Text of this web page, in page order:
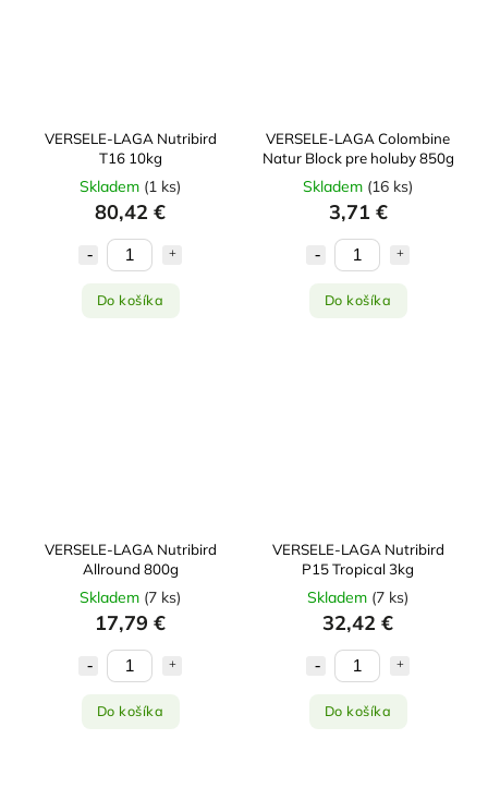
VERSELE-LAGA Nutribird
T16 10kg
Skladem (1 ks)
80,42 €
Do košíka
VERSELE-LAGA Colombine
Natur Block pre holuby 850g
Skladem (16 ks)
3,71 €
Do košíka
VERSELE-LAGA Nutribird
Allround 800g
Skladem (7 ks)
17,79 €
Do košíka
VERSELE-LAGA Nutribird
P15 Tropical 3kg
Skladem (7 ks)
32,42 €
Do košíka